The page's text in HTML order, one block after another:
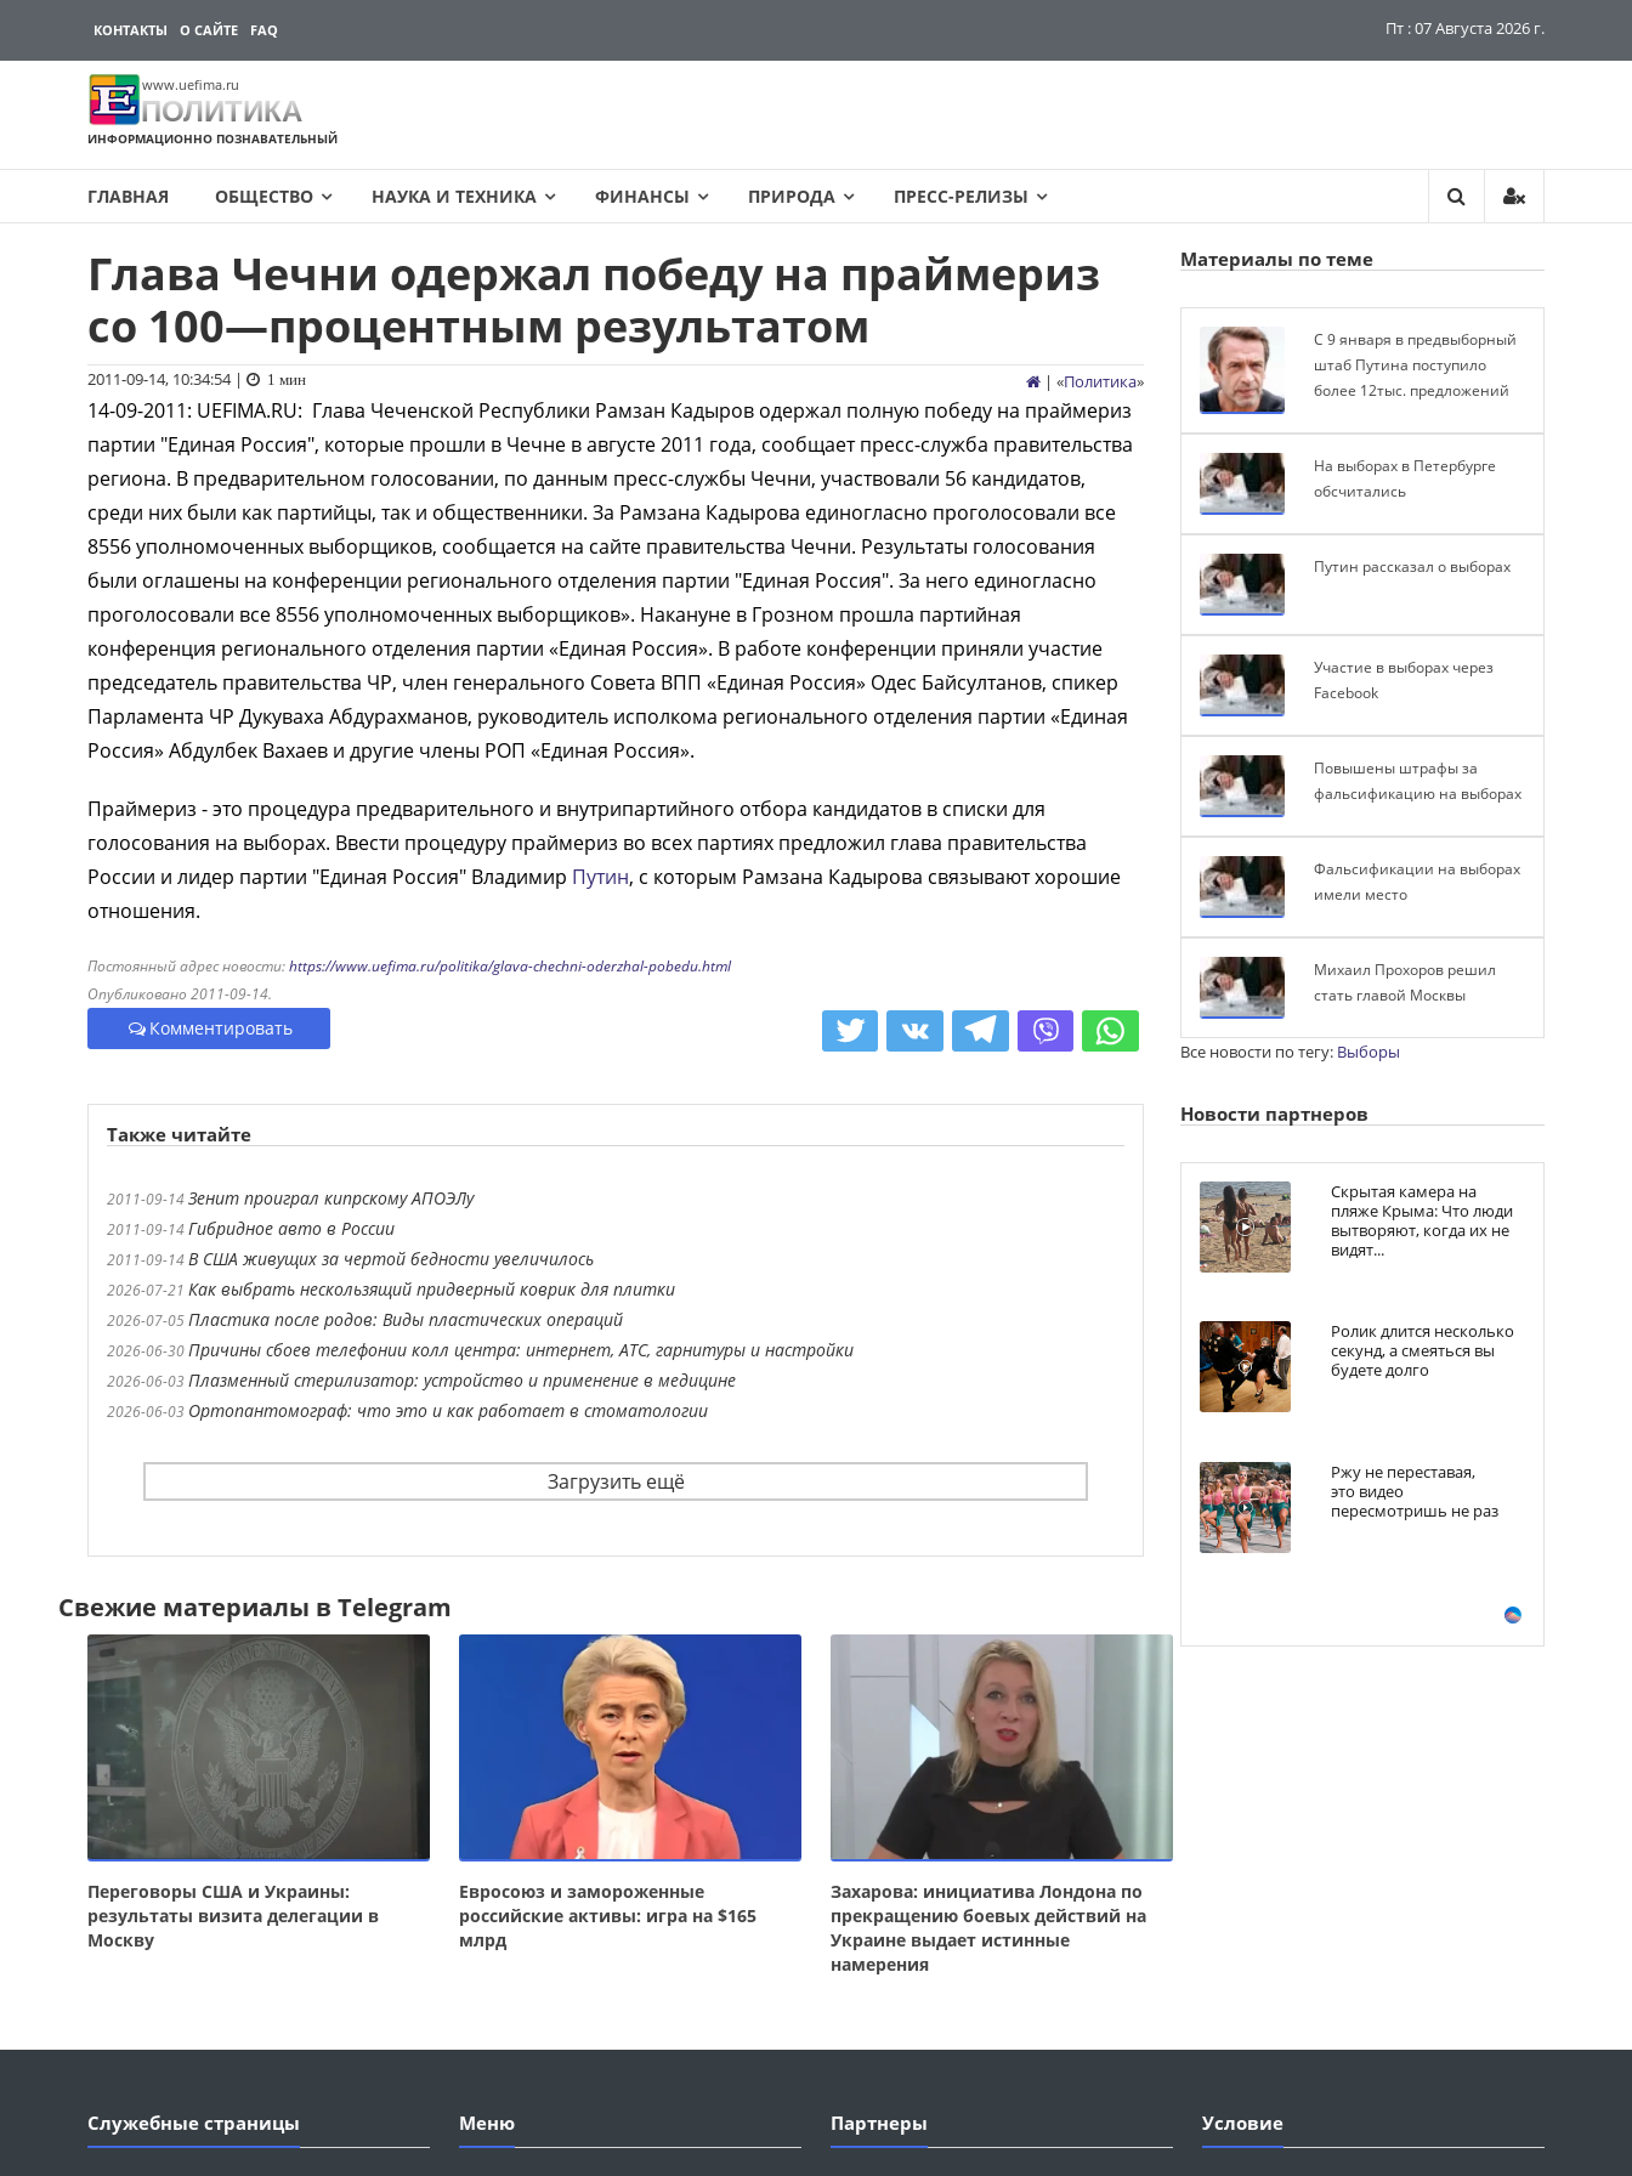
КОНТАКТЫ О САЙТЕ FAQ Пт : 07 Августа 2026 г.
www.uefima.ru
ПОЛИТИКА
ИНФОРМАЦИОННО ПОЗНАВАТЕЛЬНЫЙ
ГЛАВНАЯ ОБЩЕСТВО НАУКА И ТЕХНИКА ФИНАНСЫ ПРИРОДА ПРЕСС-РЕЛИЗЫ
содержимому
Глава Чечни одержал победу на праймериз
со 100—процентным результатом
2011-09-14, 10:34:54| 1 мин | «Политика»
14-09-2011: UEFIMA.RU: Глава Чеченской Республики Рамзан Кадыров одержал полную победу на праймериз
партии "Единая Россия", которые прошли в Чечне в августе 2011 года, сообщает пресс-служба правительства
региона. В предварительном голосовании, по данным пресс-службы Чечни, участвовали 56 кандидатов,
среди них были как партийцы, так и общественники. За Рамзана Кадырова единогласно проголосовали все
8556 уполномоченных выборщиков, сообщается на сайте правительства Чечни. Результаты голосования
были оглашены на конференции регионального отделения партии "Единая Россия". За него единогласно
проголосовали все 8556 уполномоченных выборщиков». Накануне в Грозном прошла партийная
конференция регионального отделения партии «Единая Россия». В работе конференции приняли участие
председатель правительства ЧР, член генерального Совета ВПП «Единая Россия» Одес Байсултанов, спикер
Парламента ЧР Дукуваха Абдурахманов, руководитель исполкома регионального отделения партии «Единая
Россия» Абдулбек Вахаев и другие члены РОП «Единая Россия».
Праймериз - это процедура предварительного и внутрипартийного отбора кандидатов в списки для
голосования на выборах. Ввести процедуру праймериз во всех партиях предложил глава правительства
России и лидер партии "Единая Россия" Владимир Путин, с которым Рамзана Кадырова связывают хорошие
отношения.
Постоянный адрес новости:https://www.uefima.ru/politika/glava-chechni-oderzhal-pobedu.html
Опубликовано 2011-09-14.
Комментировать
Также читайте
2011-09-14Зенит проиграл кипрскому АПОЭЛу
2011-09-14Гибридное авто в России
2011-09-14В США живущих за чертой бедности увеличилось
2026-07-21 Как выбрать нескользящий придверный коврик для плитки
2026-07-05Пластика после родов: Виды пластических операций
2026-06-30Причины сбоев телефонии колл центра: интернет, АТС, гарнитуры и настройки
2026-06-03Плазменный стерилизатор: устройство и применение в медицине
2026-06-03 Ортопантомограф: что это и как работает в стоматологии
Загрузить ещё
Свежие материалы в Telegram
Переговоры США и Украины:
результаты визита делегации в
Москву
Евросоюз и замороженные
российские активы: игра на $165
млрд
Захарова: инициатива Лондона по
прекращению боевых действий на
Украине выдает истинные
намерения
Материалы по теме
С 9 января в предвыборный
штаб Путина поступило
более 12тыс. предложений
На выборах в Петербурге
обсчитались
Путин рассказал о выборах
Участие в выборах через
Facebook
Повышены штрафы за
фальсификацию на выборах
Фальсификации на выборах
имели место
Михаил Прохоров решил
стать главой Москвы
Все новости по тегу: Выборы
Новости партнеров
Скрытая камера на
пляже Крыма: Что люди
вытворяют, когда их не
видят...
Ролик длится несколько
секунд, а смеяться вы
будете долго
Ржу не переставая,
это видео
пересмотришь не раз
Служебные страницы Меню Партнеры Условие